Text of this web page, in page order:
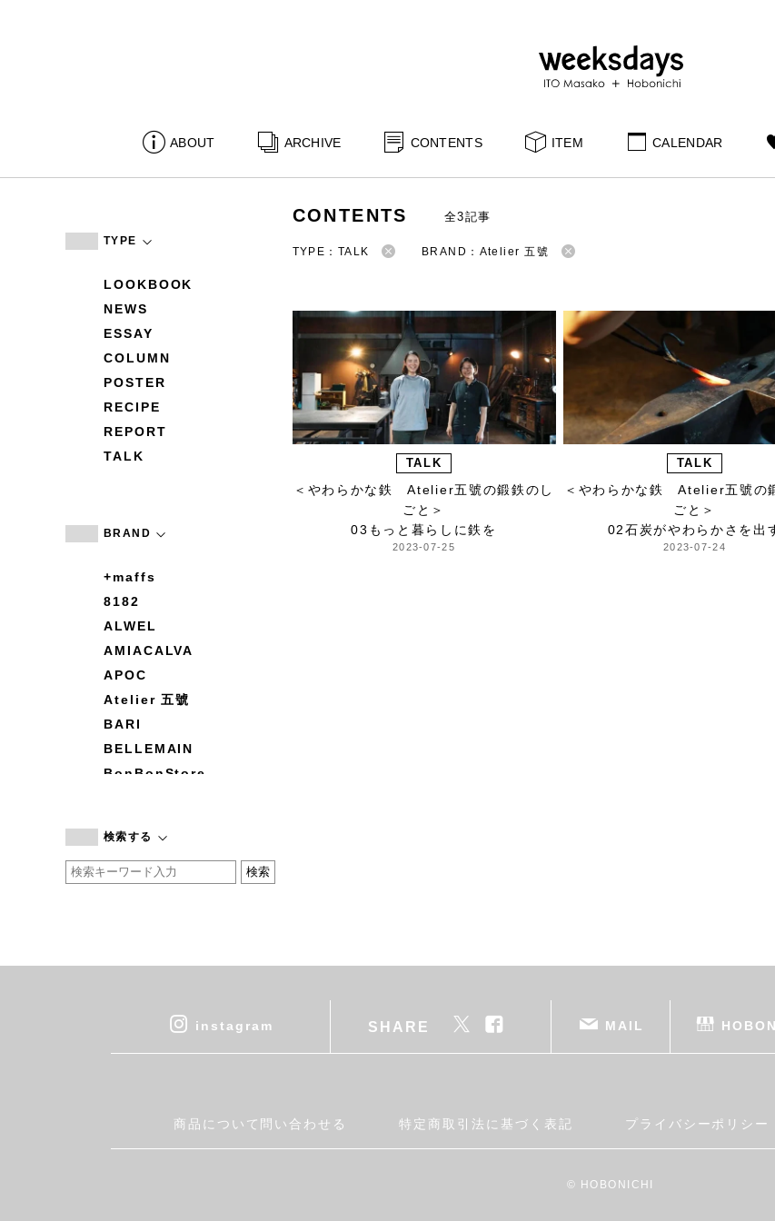
ABOUT ARCHIVE CONTENTS ITEM CALENDAR
TYPE
LOOKBOOK
NEWS
ESSAY
COLUMN
POSTER
RECIPE
REPORT
TALK
BRAND
+maffs
8182
ALWEL
AMIACALVA
APOC
Atelier 五號
BARI
BELLEMAIN
BonBonStore
by basics
CATWORTH
cohan
DEAN & DELUCA
Fatima Morocco
検索する
CONTENTS 全3記事
TYPE：TALK BRAND：Atelier 五號
TALK
＜やわらかな鉄 Atelier五號の鍛鉄のし
ごと＞
03もっと暮らしに鉄を
2023-07-25
TALK
＜やわらかな鉄 Atelier五號の
ごと＞
02石炭がやわらかさを出
2023-07-24
instagram SHARE MAIL
商品について問い合わせる 特定商取引法に基づく表記 プライバシーポリシー
© HOBONICHI